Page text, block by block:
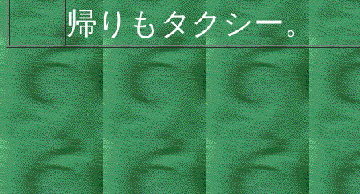
帰りもタクシー。